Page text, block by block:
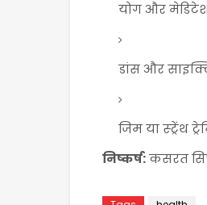
योग और
डांस और
जिम या स्ट्रेंथ
निष्कर्ष:कसरत